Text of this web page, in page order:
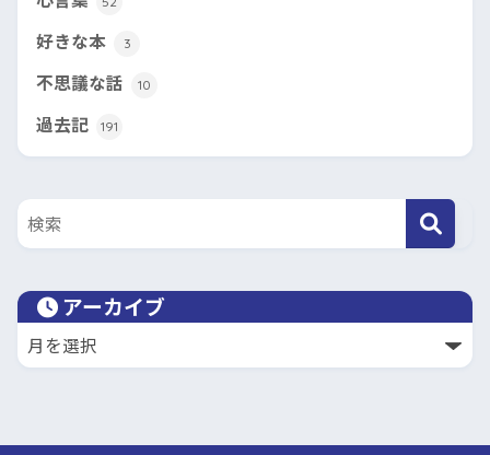
好きな本 3
不思議な話 10
過去記 191
アーカイブ